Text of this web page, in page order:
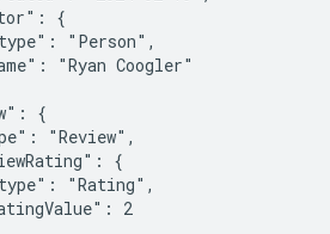
{
"Person",
"Ryan Coogler"
{
"Review",
{
"Rating",
2